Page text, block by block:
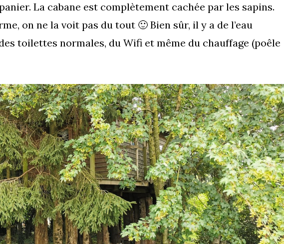
La cabane est complètement cachée par les sapins.
on ne la voit pas du tout 🙂 Bien sûr, il y a de l’eau
toilettes normales, du Wifi et même du chauffage (poêle